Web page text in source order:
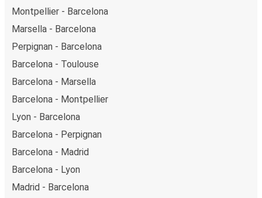
Montpellier - Barcelona
Marsella - Barcelona
Perpignan - Barcelona
Barcelona - Toulouse
Barcelona - Marsella
Barcelona - Montpellier
Lyon - Barcelona
Barcelona - Perpignan
Barcelona - Madrid
Barcelona - Lyon
Madrid - Barcelona